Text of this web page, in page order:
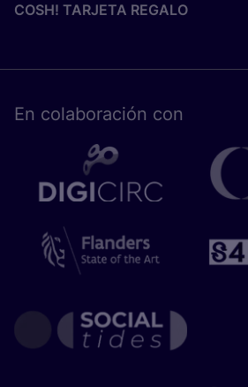
COSH! TARJETA REGALO
En cola­bo­ra­ción con